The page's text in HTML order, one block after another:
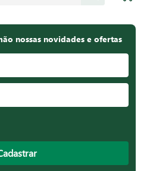
nossas novidades e ofertas